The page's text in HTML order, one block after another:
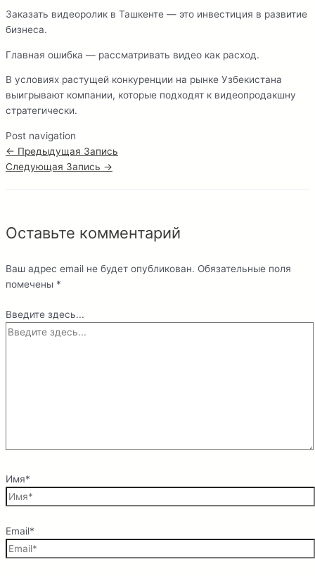
Заказать видеоролик в Ташкенте — это инвестиция в развитие
бизнеса.
Главная ошибка — рассматривать видео как расход.
В условиях растущей конкуренции на рынке Узбекистана
выигрывают компании, которые подходят к видеопродакшну
стратегически.
Post navigation
← Предыдущая Запись
Следующая Запись →
Оставьте комментарий
Ваш адрес email не будет опубликован. Обязательные поля
помечены *
Введите здесь...
Имя*
Email*